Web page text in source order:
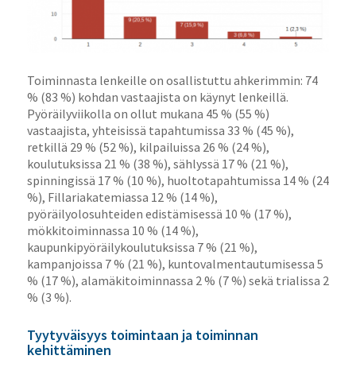
Toiminnasta lenkeille on osallistuttu ahkerimmin: 74
% (83 %) kohdan vastaajista on käynyt lenkeillä.
Pyöräilyviikolla on ollut mukana 45 % (55 %)
vastaajista, yhteisissä tapahtumissa 33 % (45 %),
retkillä 29 % (52 %), kilpailuissa 26 % (24 %),
koulutuksissa 21 % (38 %), sählyssä 17 % (21 %),
spinningissä 17 % (10 %), huoltotapahtumissa 14 % (24
%), Fillariakatemiassa 12 % (14 %),
pyöräilyolosuhteiden edistämisessä 10 % (17 %),
mökkitoiminnassa 10 % (14 %),
kaupunkipyöräilykoulutuksissa 7 % (21 %),
kampanjoissa 7 % (21 %), kuntovalmentautumisessa 5
% (17 %), alamäkitoiminnassa 2 % (7 %) sekä trialissa 2
% (3 %).
Tyytyväisyys toimintaan ja toiminnan
kehittäminen